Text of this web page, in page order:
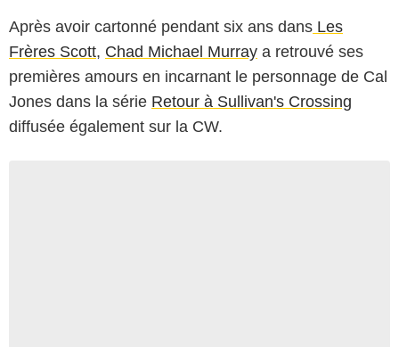
Après avoir cartonné pendant six ans dans Les
Frères Scott, Chad Michael Murray a retrouvé ses
premières amours en incarnant le personnage de Cal
Jones dans la série Retour à Sullivan's Crossing
diffusée également sur la CW.